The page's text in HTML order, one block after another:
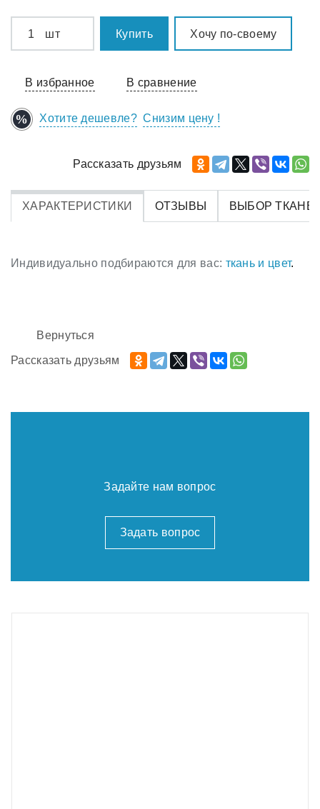
шт Купить Хочу по-своему
В избранное В сравнение
Хотите дешевле? Снизим цену !
Рассказать друзьям
ХАРАКТЕРИСТИКИ ОТЗЫВЫ ВЫБОР
Индивидуально подбираются для вас: ткань и цвет.
Вернуться
Рассказать друзьям
Задайте нам вопрос
Задать вопрос